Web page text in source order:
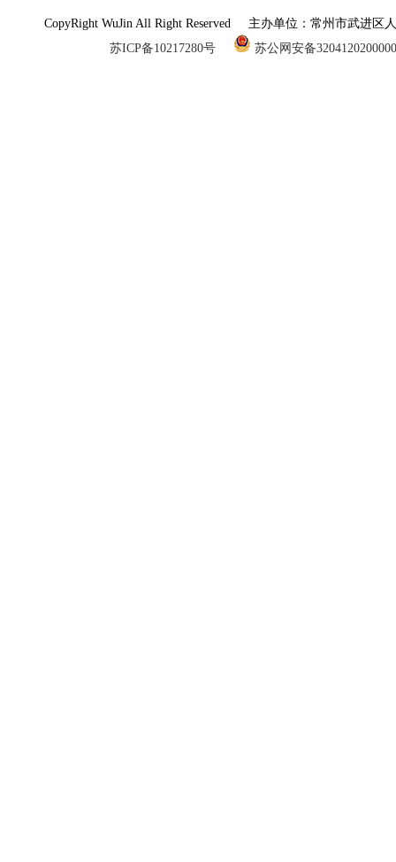
CopyRight WuJin All Right Reserved 主办单位：常州市武进
苏ICP备10217280号
苏公网安备